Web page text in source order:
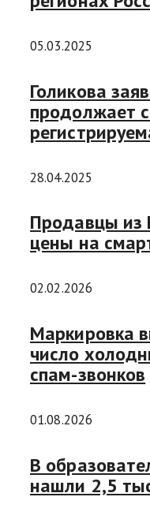
05.03.2025
Голикова
продолжает
28.04.2025
Продавцы
цены на
02.02.2026
Маркировка
число
спам-звонков
01.08.2026
В
нашли 2,5